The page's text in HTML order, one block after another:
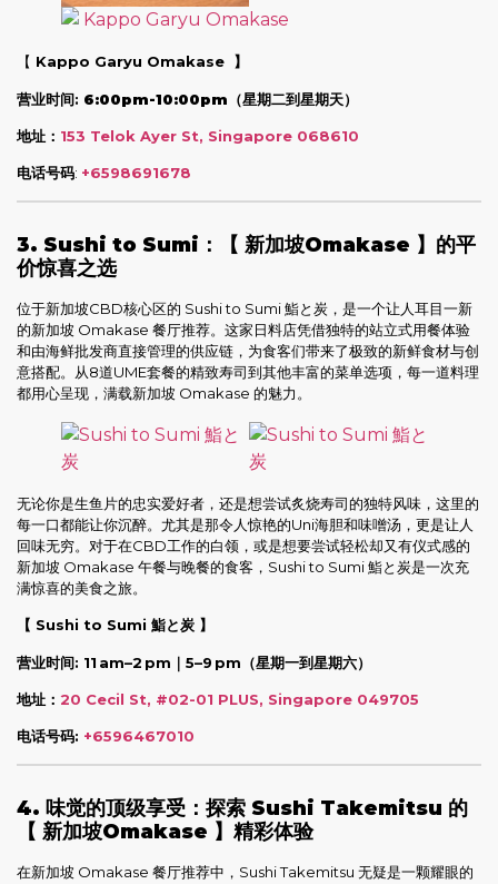
【 Kappo Garyu Omakase 】
营业时间: 6:00pm-10:00pm（星期二到星期天）
地址： 153 Telok Ayer St, Singapore 068610
电话号码: +6598691678
3. Sushi to Sumi：【 新加坡Omakase 】的平
价惊喜之选
位于新加坡CBD核心区的 Sushi to Sumi 鮨と炭，是一个让人耳目一新
的新加坡 Omakase 餐厅推荐。这家日料店凭借独特的站立式用餐体验
和由海鲜批发商直接管理的供应链，为食客们带来了极致的新鲜食材与创
意搭配。从8道UME套餐的精致寿司到其他丰富的菜单选项，每一道料理
都用心呈现，满载新加坡 Omakase 的魅力。
无论你是生鱼片的忠实爱好者，还是想尝试炙烧寿司的独特风味，这里的
每一口都能让你沉醉。尤其是那令人惊艳的Uni海胆和味噌汤，更是让人
回味无穷。对于在CBD工作的白领，或是想要尝试轻松却又有仪式感的
新加坡 Omakase 午餐与晚餐的食客，Sushi to Sumi 鮨と炭是一次充
满惊喜的美食之旅。
【 Sushi to Sumi 鮨と炭 】
营业时间: 11 am–2 pm｜5–9 pm （星期一到星期六）
地址： 20 Cecil St, #02-01 PLUS, Singapore 049705
电话号码: +6596467010
4. 味觉的顶级享受：探索 Sushi Takemitsu 的
【 新加坡Omakase 】精彩体验
在新加坡 Omakase 餐厅推荐中，Sushi Takemitsu 无疑是一颗耀眼的